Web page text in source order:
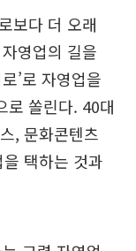
보다 더 오래
영업의 길을
’로 자영업을
로 쏠린다. 40대
, 문화콘텐츠
택하는 것과